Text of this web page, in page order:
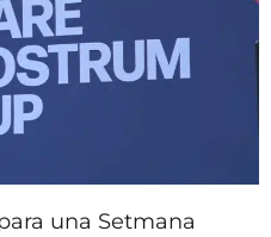
una Setmana